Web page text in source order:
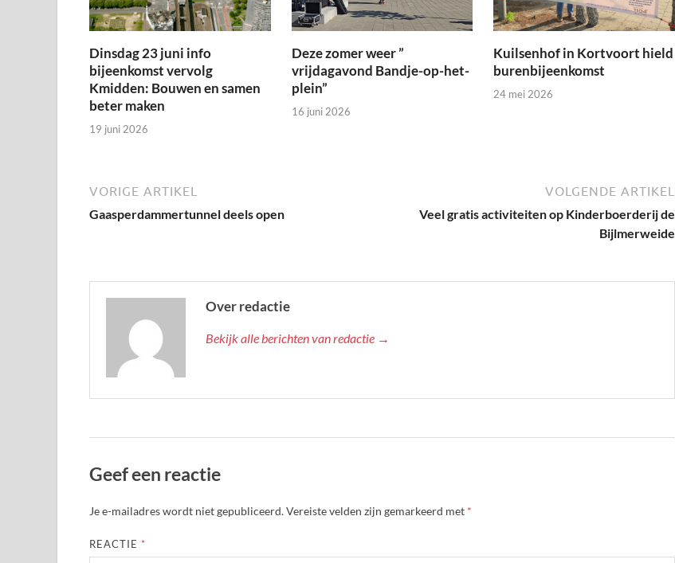
Dinsdag 23 juni info
bijeenkomst vervolg
Kmidden: Bouwen en samen
beter maken
19 juni 2026
Deze zomer weer ”
vrijdagavond Bandje-op-het-
plein”
16 juni 2026
Kuilsenhof in Kortvoort hield
burenbijeenkomst
24 mei 2026
VORIGE ARTIKEL
Gaasperdammertunnel deels open
VOLGENDE ARTIKEL
Veel gratis activiteiten op Kinderboerderij de
Bijlmerweide
Over redactie
Bekijk alle berichten van redactie →
Geef een reactie
Je e-mailadres wordt niet gepubliceerd.Vereiste velden zijn gemarkeerd met *
REACTIE *